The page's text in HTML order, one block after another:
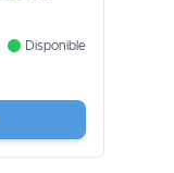
Disponible